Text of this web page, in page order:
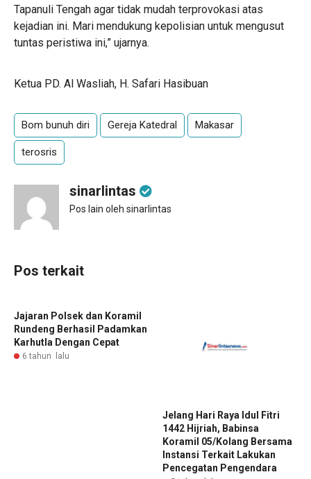
Tapanuli Tengah agar tidak mudah terprovokasi atas
kejadian ini. Mari mendukung kepolisian untuk mengusut
tuntas peristiwa ini,” ujarnya.
Ketua PD. Al Wasliah, H. Safari Hasibuan
Bom bunuh diri Gereja Katedral Makasar
terosris
sinarlintas
Pos lain oleh sinarlintas
Pos terkait
Jajaran Polsek dan Koramil
Rundeng Berhasil Padamkan
Karhutla Dengan Cepat
6 tahun lalu
Jelang Hari Raya Idul Fitri
1442 Hijriah, Babinsa
Koramil 05/Kolang Bersama
Instansi Terkait Lakukan
Pencegatan Pengendara